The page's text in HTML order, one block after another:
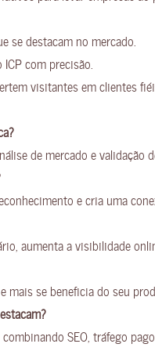
se destacam no mercado.
com precisão.
visitantes em clientes
de mercado e
e cria uma
aumenta a visibilidade
mais se beneficia do seu
SEO, tráfego